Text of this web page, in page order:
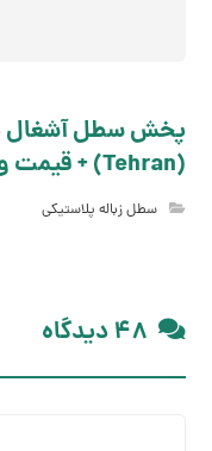
پخش سطل آشغال
(Tehran) + قیمت ویژه
سطل زباله پلاستیکی
۴۸ دیدگاه